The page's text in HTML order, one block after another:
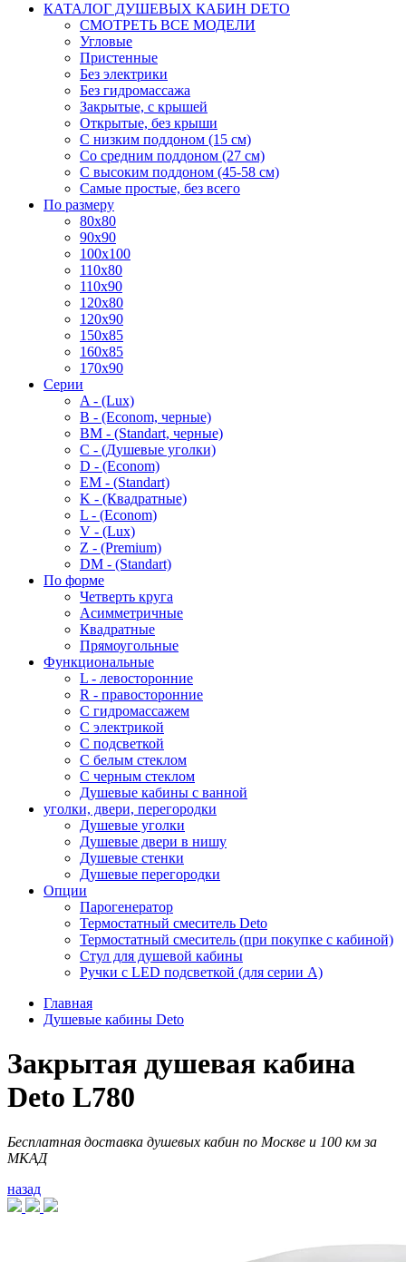
КАТАЛОГ ДУШЕВЫХ КАБИН DETO
СМОТРЕТЬ ВСЕ МОДЕЛИ
Угловые
Пристенные
Без электрики
Без гидромассажа
Закрытые, с крышей
Открытые, без крыши
С низким поддоном (15 см)
Со средним поддоном (27 см)
С высоким поддоном (45-58 см)
Самые простые, без всего
По размеру
80x80
90x90
100x100
110x80
110x90
120x80
120x90
150x85
160x85
170x90
Серии
A - (Lux)
B - (Econom, черные)
BM - (Standart, черные)
C - (Душевые уголки)
D - (Econom)
EM - (Standart)
K - (Квадратные)
L - (Econom)
V - (Lux)
Z - (Premium)
DM - (Standart)
По форме
Четверть круга
Асимметричные
Квадратные
Прямоугольные
Функциональные
L - левосторонние
R - правосторонние
С гидромассажем
С электрикой
С подсветкой
С белым стеклом
С черным стеклом
Душевые кабины с ванной
уголки, двери, перегородки
Душевые уголки
Душевые двери в нишу
Душевые стенки
Душевые перегородки
Опции
Парогенератор
Термостатный смеситель Deto
Термостатный смеситель (при покупке с кабиной)
Стул для душевой кабины
Ручки с LED подсветкой (для серии A)
Главная
Душевые кабины Deto
Закрытая душевая кабина
Deto L780
Бесплатная доставка душевых кабин по Москве и 100 км за
МКАД
назад